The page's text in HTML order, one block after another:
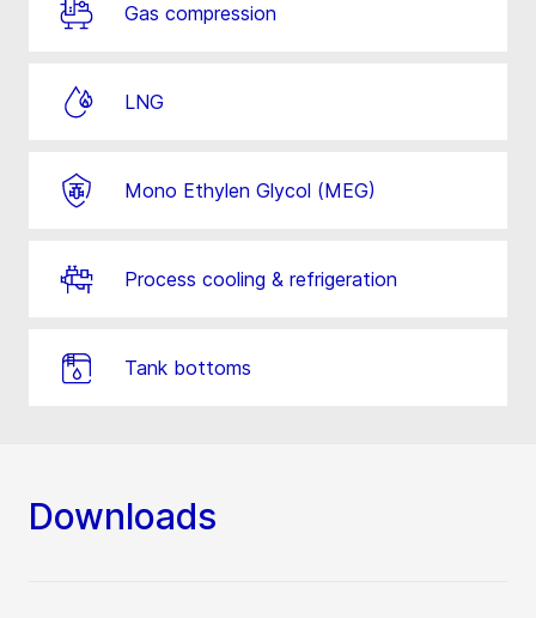
Gas compression
LNG
Mono Ethylen Glycol (MEG)
Process cooling & refrigeration
Tank bottoms
Downloads